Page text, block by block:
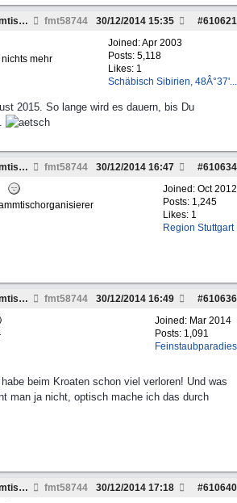
Re: Stuttgarter Stammtisch: Termine 2014 fmt58744 #610621
30/12/2014 15:35
Joined:Apr 2003
Posts: 5,118
Likes: 1
Schäbisch Sibirien, 48Â°37'...
mehr
2015. So lange wird es dauern, bis Du
Re: Stuttgarter Stammtisch: Termine 2014 fmt58744 #610634
30/12/2014 16:47
Joined: Oct 2012
Posts: 1,245
Likes: 1
Region Stuttgart
Re: Stuttgarter Stammtisch: Termine 2014 fmt58744 #610636
30/12/2014 16:49
Joined: Mar 2014
Posts: 1,091
Feinstaubparadies
beim Kroaten schon viel verloren! Und was
man ja nicht, optisch mache ich das durch
Re: Stuttgarter Stammtisch: Termine 2014 fmt58744 #610640
30/12/2014 17:18